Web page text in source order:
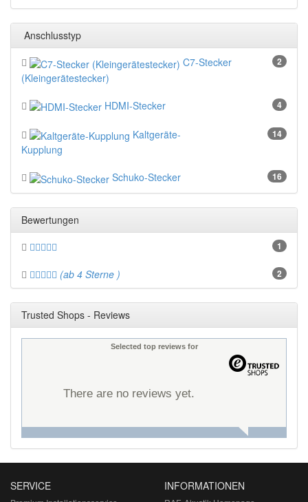
Anschlusstyp
2
C7-Stecker
(Kleingerätestecker)
4
HDMI-Stecker
14
Kaltgeräte-
Kupplung
16
Schuko-Stecker
Bewertungen
1
2
(ab 4 Sterne )
Trusted Shops - Reviews
Selected top reviews for
There are no reviews yet.
SERVICE INFORMATIONEN